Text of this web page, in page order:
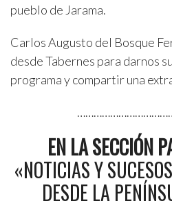
pueblo de Jarama.
Carlos Augusto del Bosque
desde Tabernes para darnos
programa y compartir una
EN LA SECCIÓN
«NOTICIAS Y
DESDE LA